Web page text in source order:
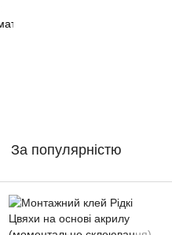
За популярністю